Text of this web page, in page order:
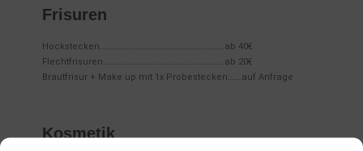
Frisuren
Hockstecken…………………………………………………………ab 40€
Flechtfrisuren……………………………………………………….ab 20€
Brautfrisur + Make up mit 1x Probestecken…….auf Anfrage
Kosmetik